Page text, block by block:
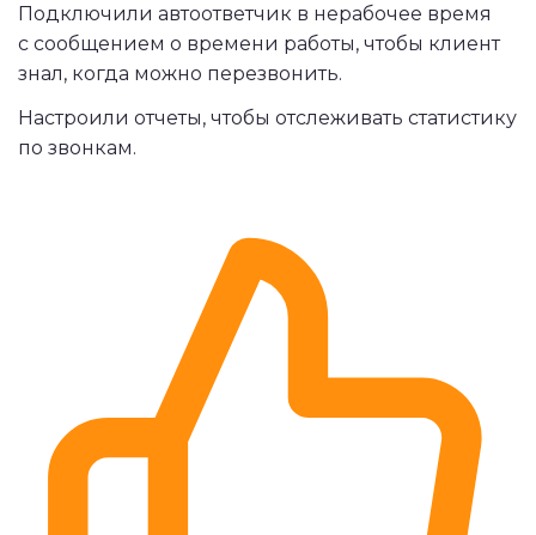
Подключили автоответчик в нерабочее время
с сообщением о времени работы, чтобы клиент
знал, когда можно перезвонить.
Настроили отчеты, чтобы отслеживать статистику
по звонкам.